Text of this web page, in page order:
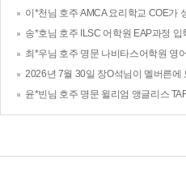
이*천님 호주 AMCA 요리학교 COE가
송*호님 호주 ILSC 어학원 EAP과정 입
최*우님 호주 명문 나비타스어학원 영
2026년 7월 30일 장O석님이 멜버른에
윤*빈님 호주 명문 윌리엄 앵글리스